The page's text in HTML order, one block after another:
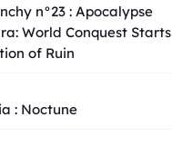
n°23 : Apocalypse
World Conquest Starts
of Ruin
: Noctune